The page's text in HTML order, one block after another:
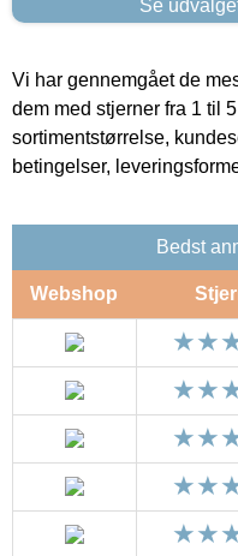
Se
Vi har gennemgået de
dem med stjerner fra 1 til
sortimentstørrelse,
betingelser,
Bedst
Webshop